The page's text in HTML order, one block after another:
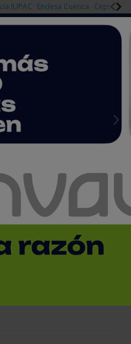
IUPAC Endesa Cuenca Cepsa
| Login empresas Registro
Economía Circular
sobre